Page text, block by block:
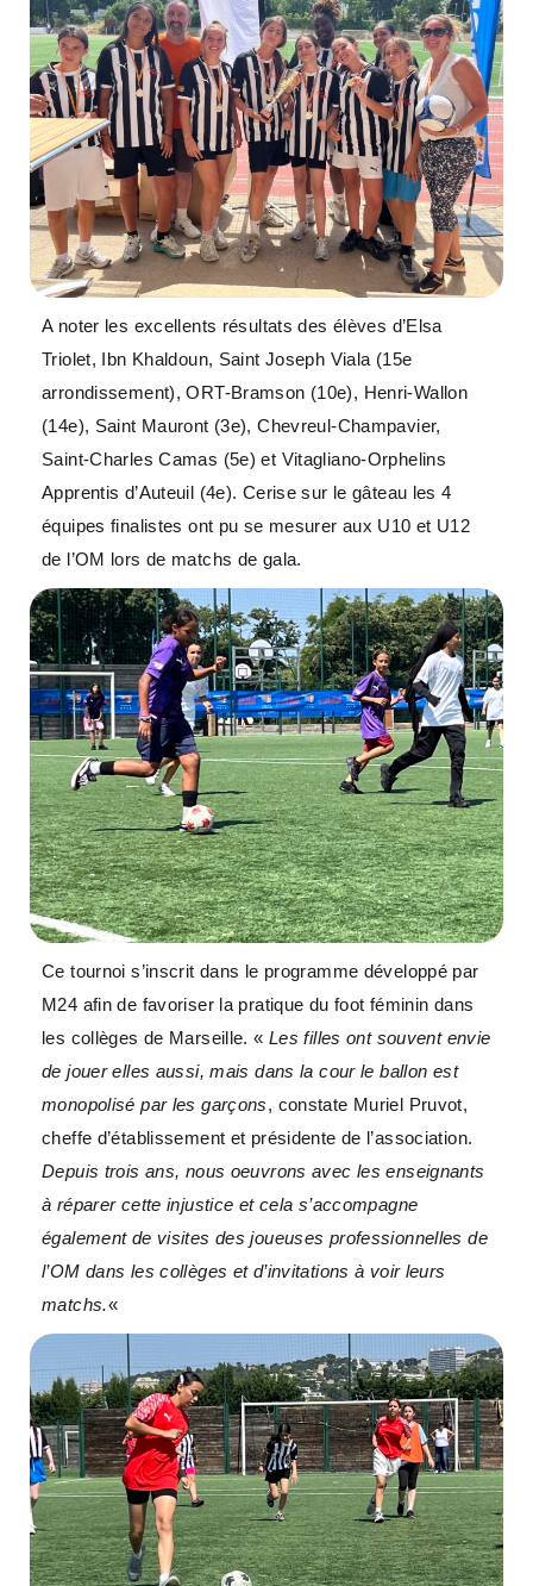
A noter les excellents résultats des élèves d’Elsa
Triolet, Ibn Khaldoun, Saint Joseph Viala (15e
arrondissement), ORT-Bramson (10e), Henri-Wallon
(14e), Saint Mauront (3e), Chevreul-Champavier,
Saint-Charles Camas (5e) et Vitagliano-Orphelins
Apprentis d’Auteuil (4e). Cerise sur le gâteau les 4
équipes finalistes ont pu se mesurer aux U10 et U12
de l’OM lors de matchs de gala.
Ce tournoi s’inscrit dans le programme développé par
M24 afin de favoriser la pratique du foot féminin dans
les collèges de Marseille. « Les filles ont souvent envie
de jouer elles aussi, mais dans la cour le ballon est
monopolisé par les garçons, constate Muriel Pruvot,
cheffe d’établissement et présidente de l’association.
Depuis trois ans, nous oeuvrons avec les enseignants
à réparer cette injustice et cela s’accompagne
également de visites des joueuses professionnelles de
l’OM dans les collèges et d’invitations à voir leurs
matchs.«